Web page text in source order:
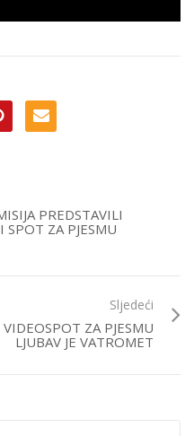
PREDSTAVILI
ZA PJESMU
Sljedeći
ZA PJESMU
LJUBAV JE VATROMET